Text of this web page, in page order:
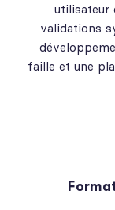
utilisateur
validations
faille et une